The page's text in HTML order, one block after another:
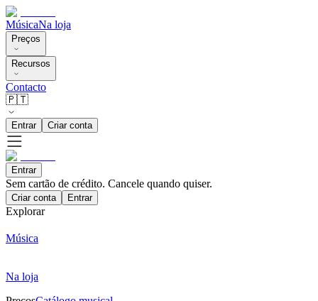
MúsicaNa loja
Preços
Recursos
Contacto
🇵🇹
Entrar Criar conta
Entrar
Sem cartão de crédito. Cancele quando quiser.
Criar conta Entrar
Explorar
Música
Na loja